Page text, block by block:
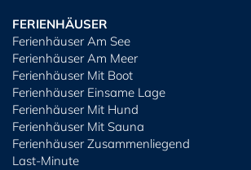
FERIENHÄUSER
Ferienhäuser Am See
Ferienhäuser Am Meer
Ferienhäuser Mit Boot
Ferienhäuser Einsame Lage
Ferienhäuser Mit Hund
Ferienhäuser Mit Sauna
Ferienhäuser Zusammenliegend
Last-Minute